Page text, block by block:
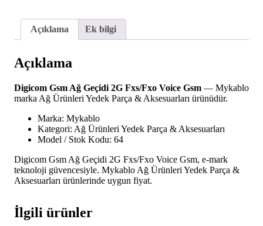
adet
Açıklama Ek bilgi
Açıklama
Digicom Gsm Ağ Geçidi 2G Fxs/Fxo Voice Gsm — Mykablo
marka Ağ Ürünleri Yedek Parça & Aksesuarları ürünüdür.
Marka: Mykablo
Kategori: Ağ Ürünleri Yedek Parça & Aksesuarları
Model / Stok Kodu: 64
Digicom Gsm Ağ Geçidi 2G Fxs/Fxo Voice Gsm, e-mark
teknoloji güvencesiyle. Mykablo Ağ Ürünleri Yedek Parça &
Aksesuarları ürünlerinde uygun fiyat.
İlgili ürünler